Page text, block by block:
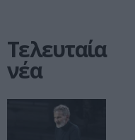
Τελευταία
νέα